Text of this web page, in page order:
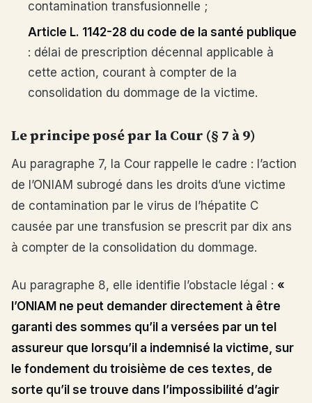
contamination transfusionnelle ;
Article L. 1142-28 du code de la santé publique
: délai de prescription décennal applicable à
cette action, courant à compter de la
consolidation du dommage de la victime.
Le principe posé par la Cour (§ 7 à 9)
Au paragraphe 7, la Cour rappelle le cadre : l’action
de l’ONIAM subrogé dans les droits d’une victime
de contamination par le virus de l’hépatite C
causée par une transfusion se prescrit par dix ans
à compter de la consolidation du dommage.
Au paragraphe 8, elle identifie l’obstacle légal : «
l’ONIAM ne peut demander directement à être
garanti des sommes qu’il a versées par un tel
assureur que lorsqu’il a indemnisé la victime, sur
le fondement du troisième de ces textes, de
sorte qu’il se trouve dans l’impossibilité d’agir